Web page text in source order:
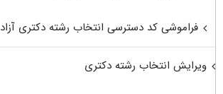
فراموشی کد دسترسی انتخاب رشته دکتری آزاد
ویرایش انتخاب رشته دکتری